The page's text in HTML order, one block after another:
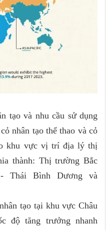
tạo và nhu cầu sử dụng
nhân tạo thể thao và cỏ
khu vực vị trí địa lý thị
thành: Thị trường Bắc
Thái Bình Dương và
tạo tại khu vực Châu
độ tăng trưởng nhanh